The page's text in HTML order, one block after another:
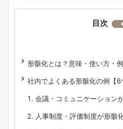
目次
形骸化とは？意味・使い方・
社内でよくある形骸化の例【6
会議・コミュニケーション
人事制度・評価制度が形骸